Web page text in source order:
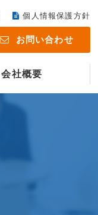
個人情報保護方針
お問い合わせ
会社概要